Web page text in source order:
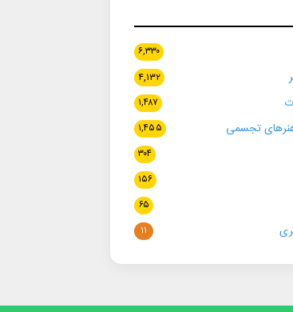
۶,۳۳۰
۴,۱۳۲
۱,۴۸۷
تجسمی ۱,۴۵۵
۳۰۴
۱۵۶
۶۵
۱۱